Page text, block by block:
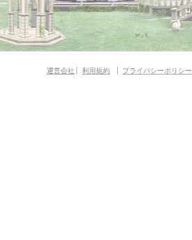
運営会社 利用規約 プライバシーポリシー